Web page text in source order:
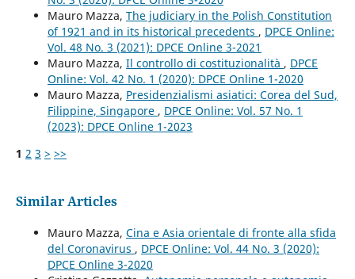
Mauro Mazza, The judiciary in the Polish Constitution
of 1921 and in its historical precedents , DPCE Online:
Vol. 48 No. 3 (2021): DPCE Online 3-2021
Mauro Mazza, Il controllo di costituzionalità , DPCE
Online: Vol. 42 No. 1 (2020): DPCE Online 1-2020
Mauro Mazza, Presidenzialismi asiatici: Corea del Sud,
Filippine, Singapore , DPCE Online: Vol. 57 No. 1
(2023): DPCE Online 1-2023
1 2 3 > >>
Similar Articles
Mauro Mazza, Cina e Asia orientale di fronte alla sfida
del Coronavirus , DPCE Online: Vol. 44 No. 3 (2020):
DPCE Online 3-2020